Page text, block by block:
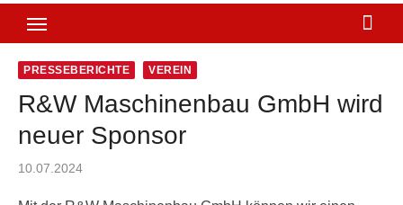
PRESSEBERICHTE VEREIN
R&W Maschinenbau GmbH wird
neuer Sponsor
Posted
10.07.2024